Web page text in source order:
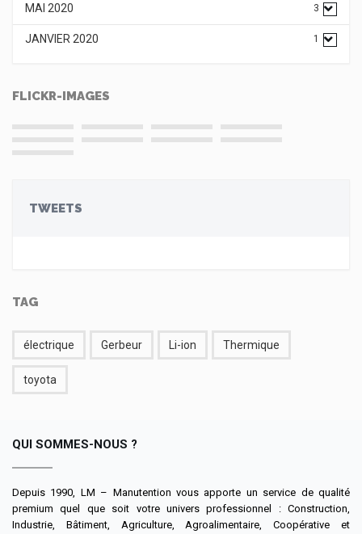
MAI 2020 3
JANVIER 2020 1
FLICKR-IMAGES
TWEETS
TAG
électrique Gerbeur Li-ion Thermique
toyota
QUI SOMMES-NOUS ?
Depuis 1990, LM – Manutention vous apporte un service de qualité
premium quel que soit votre univers professionnel : Construction,
Industrie, Bâtiment, Agriculture, Agroalimentaire, Coopérative et